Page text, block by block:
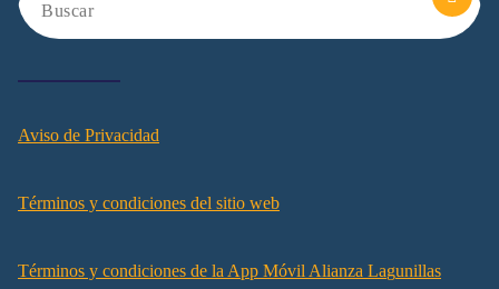
Aviso de Privacidad
Términos y condiciones del sitio web
Términos y condiciones de la App Móvil Alianza Lagunillas